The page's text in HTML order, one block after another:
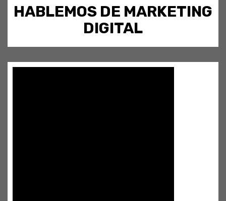
HABLEMOS DE MARKETING
DIGITAL